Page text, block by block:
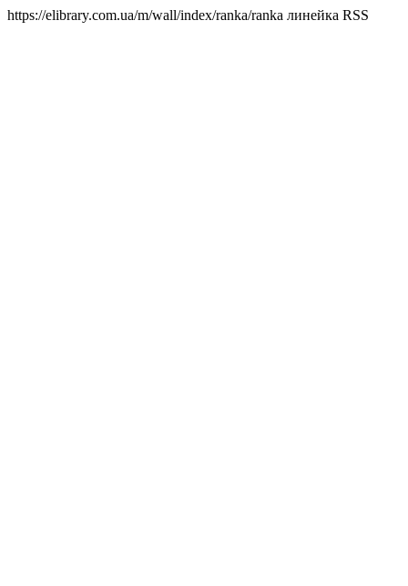
https://elibrary.com.ua/m/wall/index/ranka/ranka линейка RSS